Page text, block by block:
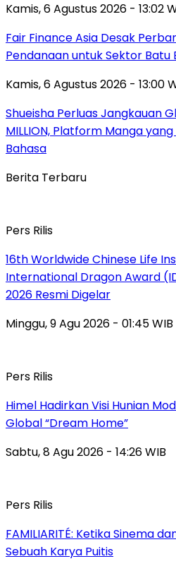
Kamis, 6 Agustus 2026 - 13:02
Fair Finance Asia Desak
Pendanaan untuk Sektor Batu
Kamis, 6 Agustus 2026 - 13:00
Shueisha Perluas Jangkauan
MILLION, Platform Manga
Bahasa
Berita Terbaru
Pers Rilis
16th Worldwide Chinese Life
International Dragon Award
2026 Resmi Digelar
Minggu, 9 Agu 2026 - 01:45 WIB
Pers Rilis
Himel Hadirkan Visi Hunian
Global “Dream Home”
Sabtu, 8 Agu 2026 - 14:26 WIB
Pers Rilis
FAMILIARITÉ: Ketika Sinema
Sebuah Karya Puitis